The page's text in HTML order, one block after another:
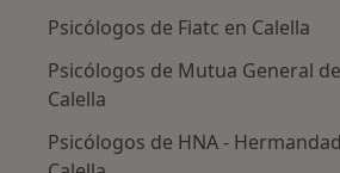
Psicólogos de Fiatc en Calella
Psicólogos de Mutua General
Calella
Psicólogos de HNA -